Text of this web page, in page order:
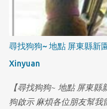
尋找狗狗~ 地點 屏東縣新
Xinyuan
【尋找狗狗~ 地點 屏東
狗啟示 麻煩各位朋友幫